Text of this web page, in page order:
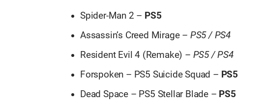
Spider-Man 2 – PS5
Assassin’s Creed Mirage – PS5 / PS4
Resident Evil 4 (Remake) – PS5 / PS4
Forspoken – PS5 Suicide Squad – PS5
Dead Space – PS5 Stellar Blade – PS5